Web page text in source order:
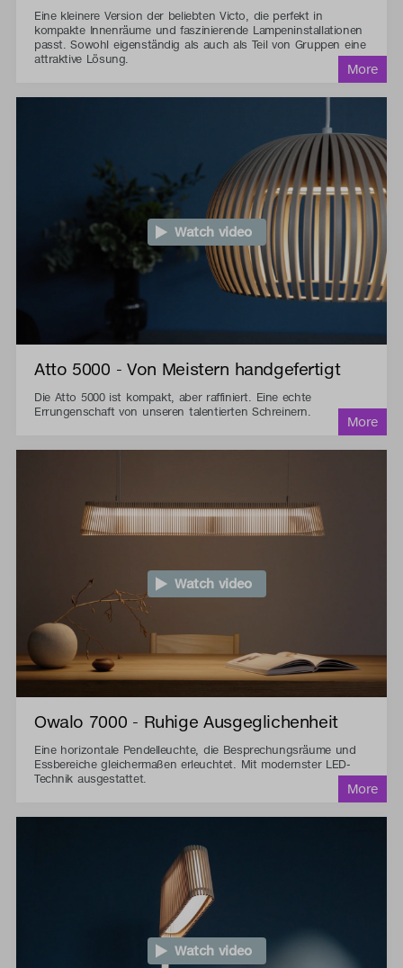
Eine kleinere Version der beliebten Victo, die perfekt in
kompakte Innenräume und faszinierende Lampeninstallationen
passt. Sowohl eigenständig als auch als Teil von Gruppen eine
attraktive Lösung.
Watch video
Atto 5000 - Von Meistern handgefertigt
Die Atto 5000 ist kompakt, aber raffiniert. Eine echte
Errungenschaft von unseren talentierten Schreinern.
Watch video
Owalo 7000 - Ruhige Ausgeglichenheit
Eine horizontale Pendelleuchte, die Besprechungsräume und
Essbereiche gleichermaßen erleuchtet. Mit modernster LED-
Technik ausgestattet.
Watch video